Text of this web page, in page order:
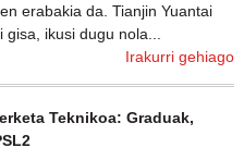
erabakia da. Tianjin Yuantai
ikusi dugu nola...
Irakurri gehiago
Teknikoa: Graduak,